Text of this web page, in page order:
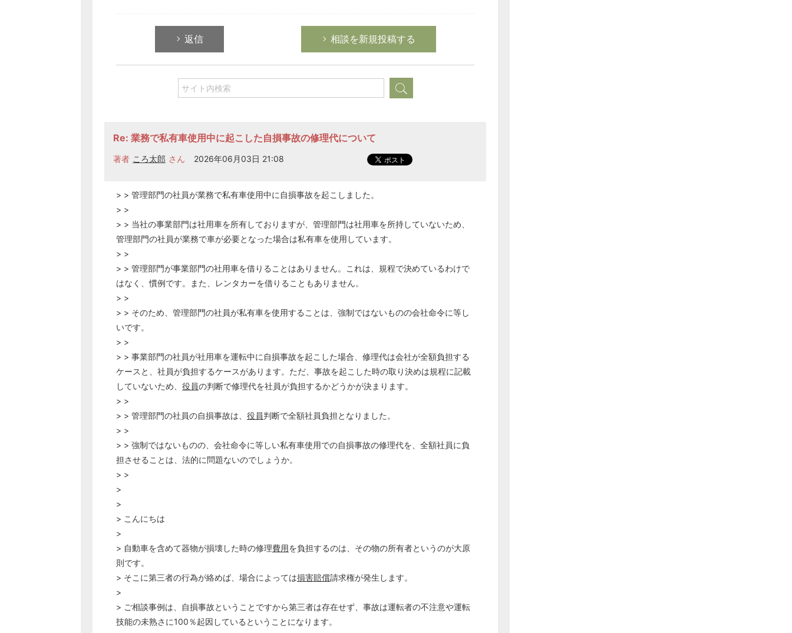
返信 相談を新規投稿する
Re: 業務で私有車使用中に起こした自損事故の修理代について
著者 ころ太郎 さん 2026年06月03日 21:08
> > 管理部門の社員が業務で私有車使用中に自損事故を起こしました。
> >
> > 当社の事業部門は社用車を所有しておりますが、管理部門は社用車を所持していないため、
管理部門の社員が業務で車が必要となった場合は私有車を使用しています。
> >
> > 管理部門が事業部門の社用車を借りることはありません。これは、規程で決めているわけで
はなく、慣例です。また、レンタカーを借りることもありません。
> >
> > そのため、管理部門の社員が私有車を使用することは、強制ではないものの会社命令に等し
いです。
> >
> > 事業部門の社員が社用車を運転中に自損事故を起こした場合、修理代は会社が全額負担する
ケースと、社員が負担するケースがあります。ただ、事故を起こした時の取り決めは規程に記載
していないため、 役員の判断で修理代を社員が負担するかどうかが決まります。
> >
> > 管理部門の社員の自損事故は、 役員判断で全額社員負担となりました。
> >
> > 強制ではないものの、会社命令に等しい私有車使用での自損事故の修理代を、全額社員に負
担させることは、法的に問題ないのでしょうか。
> >
>
>
> こんにちは
>
> 自動車を含めて器物が損壊した時の修理費用を負担するのは、その物の所有者というのが大原
則です。
> そこに第三者の行為が絡めば、場合によっては損害賠償請求権が発生します。
>
> ご相談事例は、自損事故ということですから第三者は存在せず、事故は運転者の不注意や運転
技能の未熟さに100％起因しているということになります。